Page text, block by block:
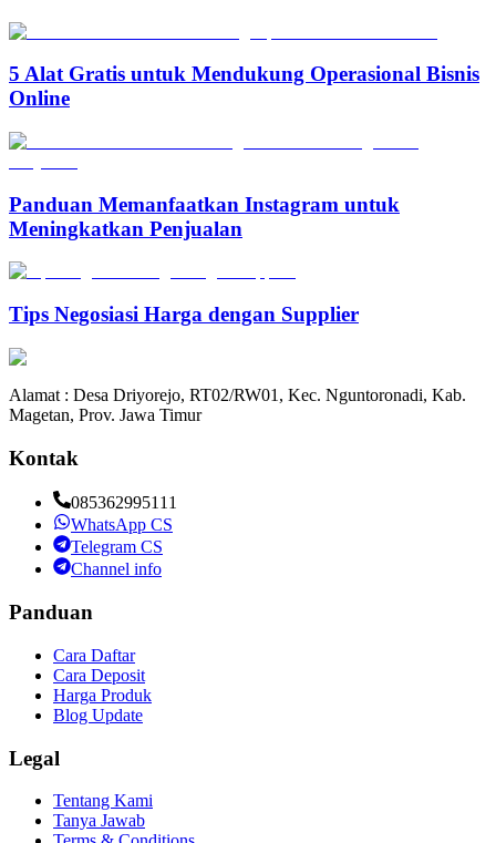
5 Alat Gratis untuk Mendukung Operasional Bisnis
Online
Panduan Memanfaatkan Instagram untuk
Meningkatkan Penjualan
Tips Negosiasi Harga dengan Supplier
Alamat : Desa Driyorejo, RT02/RW01, Kec. Nguntoronadi, Kab.
Magetan, Prov. Jawa Timur
Kontak
085362995111
WhatsApp CS
Telegram CS
Channel info
Panduan
Cara Daftar
Cara Deposit
Harga Produk
Blog Update
Legal
Tentang Kami
Tanya Jawab